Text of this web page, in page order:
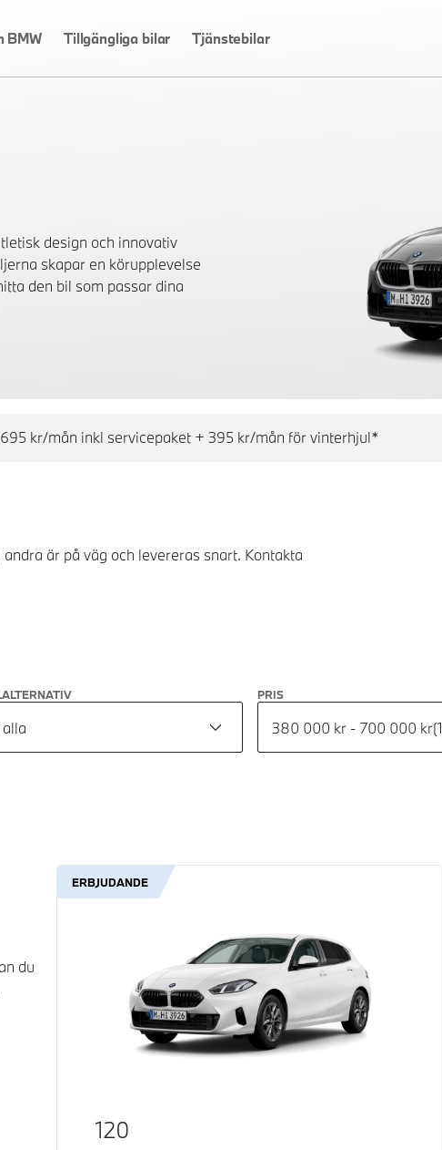
BMW Tillgängliga bilar Tjänstebilar
design och innovativ
skapar en körupplevelse
den bil som passar dina
kr/mån inkl servicepaket + 395 kr/mån för vinterhjul*
är på väg och levereras snart. Kontakta
PRIS
380 000 kr - 700 000 kr(1
du
ERBJUDANDE
120